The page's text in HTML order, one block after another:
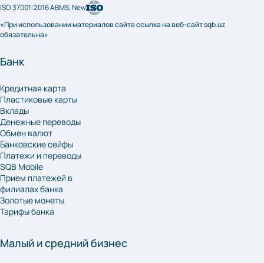
ISO 37001:2016 ABMS, New
«При использовании материалов сайта ссылка на веб-сайт sqb.uz
обязательна»
Банк
Кредитная карта
Пластиковые карты
Вклады
Денежные переводы
Обмен валют
Банковские сейфы
Платежи и переводы
SQB Mobile
Прием платежей в
филиалах банка
Золотые монеты
Тарифы банка
Малый и средний бизнес